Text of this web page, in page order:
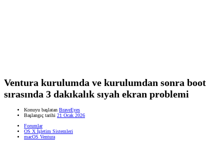
Ventura kurulumda ve kurulumdan sonra boot
sırasında 3 dakıkalık sıyah ekran problemi
Konuyu başlatan BraveEyes
Başlangıç tarihi 21 Ocak 2026
Forumlar
OS X İşletim Sistemleri
macOS Ventura